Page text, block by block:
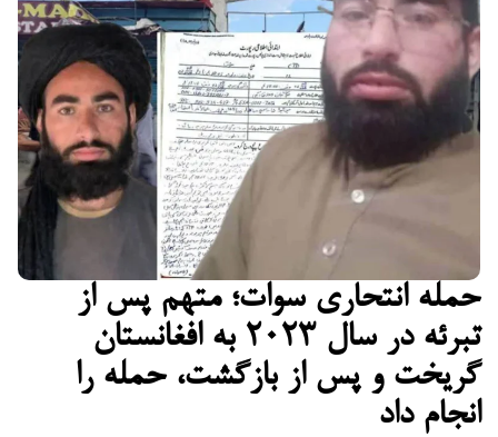
حمله انتحاری سوات؛ متهم پس از
تبرئه در سال ۲۰۲۳ به افغانستان
گریخت و پس از بازگشت، حمله را
انجام داد